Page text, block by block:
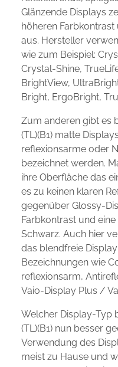
Glänzende Displays
höheren
aus. Hersteller
wie zum Beispiel:
Crystal-Shine,
BrightView,
Bright, ErgoBright,
Zum anderen gibt es
(TL)(B1) matte
reflexionsarme oder
bezeichnet werden.
ihre Oberfläche das
es zu keinen klaren
gegenüber Glossy-
Farbkontrast und
Schwarz. Auch hier
das blendfreie
Bezeichnungen wie
reflexionsarm,
Vaio-Display Plus /
Welcher Display-Typ
(TL)(B1) nun besser
Verwendung des
meist zu Hause und